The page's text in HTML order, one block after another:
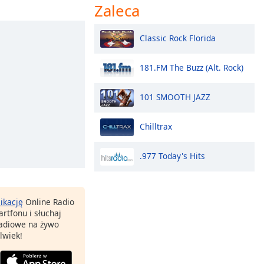
Online Radio
i słuchaj
na żywo
Zaleca
Classic Rock Florida
181.FM The Buzz (Alt. Rock)
101 SMOOTH JAZZ
Chilltrax
.977 Today's Hits